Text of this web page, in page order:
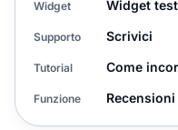
Widget Widget
Supporto Scrivici
Tutorial Come
Funzione Recensioni